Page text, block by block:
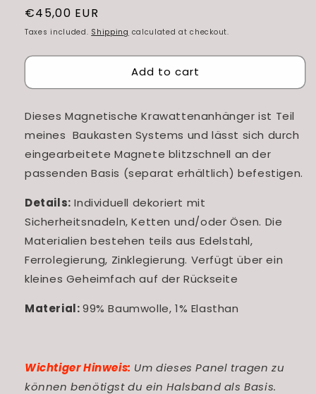
Regular
price
€45,00 EUR
Taxes included. Shipping calculated at checkout.
Add to cart
Dieses Magnetische Krawattenanhänger ist Teil
meines Baukasten Systems und lässt sich durch
eingearbeitete Magnete blitzschnell an der
passenden Basis (separat erhältlich) befestigen.
Details: Individuell dekoriert mit
Sicherheitsnadeln, Ketten und/oder Ösen. Die
Materialien bestehen teils aus Edelstahl,
Ferrolegierung, Zinklegierung. Verfügt über ein
kleines Geheimfach auf der Rückseite
Material:99% Baumwolle, 1% Elasthan
Wichtiger Hinweis: Um dieses Panel tragen zu
können benötigst du ein Halsband als Basis.